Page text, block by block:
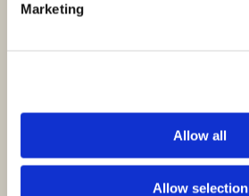
Marketing
Allow all
Allow selection